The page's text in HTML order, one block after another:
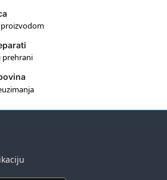
prehrani